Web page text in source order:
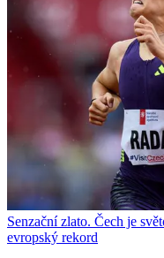
Senzační zlato. Čech je
evropský rekord